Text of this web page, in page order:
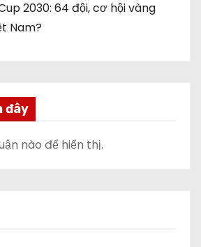
2030: 64 đội, cơ hội vàng
Nam?
đây
nào để hiển thị.